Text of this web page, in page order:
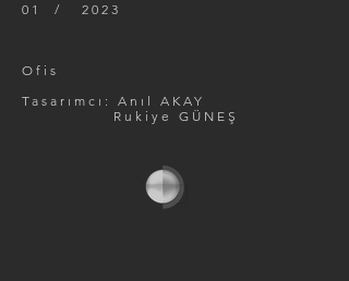
01 / 2023
Ofis
Tasarımcı: Anıl AKAY
Rukiye GÜNEŞ